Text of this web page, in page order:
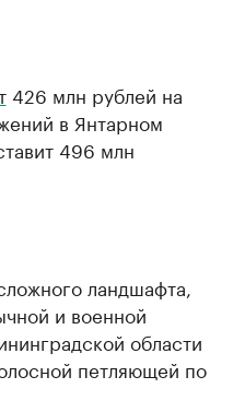
426 млн рублей на
в Янтарном
496 млн
ландшафта,
и военной
области
петляющей по